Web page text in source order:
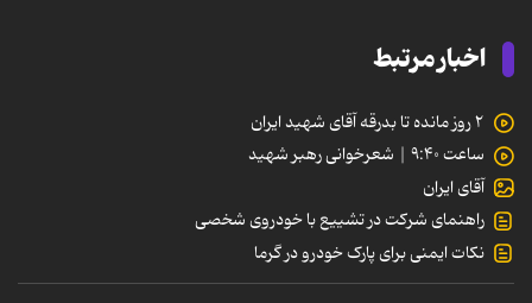
اخبار مرتبط
۲ روز مانده تا بدرقه آقای شهید ایران
ساعت ۹:۴۰ | شعرخوانی رهبر شهید
آقای ایران
راهنمای شرکت در تشییع با خودروی شخصی
نکات ایمنی برای پارک خودرو در گرما